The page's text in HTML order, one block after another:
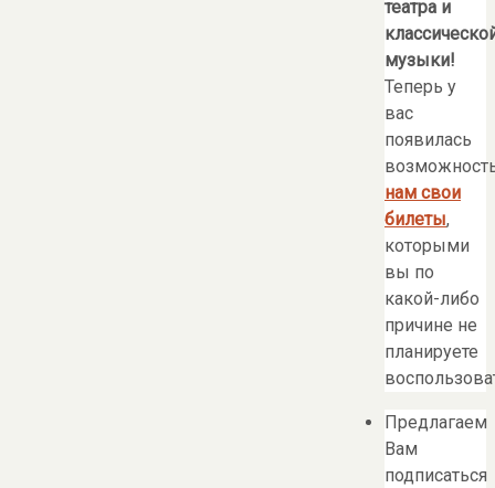
театра и
музыки!
Теперь у
вас
появилась
нам свои
билеты,
которыми
вы по
какой-либо
причине не
планируете
Предлагаем
Вам
подписаться